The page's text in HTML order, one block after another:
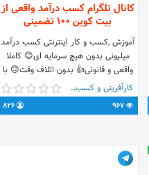
کانال تلگرام کسب درآمد واقعی از
بیت کوین 100 تضمینی
آموزش ,کسب و کار اینترنتی کسب درآمد
میلیونی بدون هیچ سرمایه ای😊 کاملا
واقعی و قانونی👍 بدون اتلاف وقت🙃 با
فعالیت 2-1 ساعت در روز به درآمد بالا
برسید و هفته ای میلیونر بشوید😀
پشتیبانی و پاسخ به سوالات »
کارآفرینی و کسب و کار
967
826